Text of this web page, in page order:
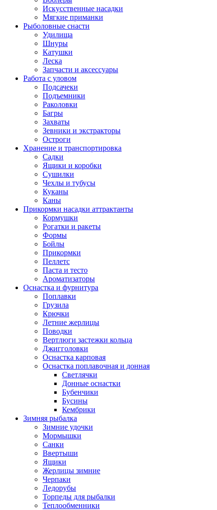
Искусственные насадки
Мягкие приманки
Рыболовные снасти
Удилища
Шнуры
Катушки
Леска
Запчасти и аксессуары
Работа с уловом
Подсачеки
Подъемники
Раколовки
Багры
Захваты
Зевники и экстракторы
Остроги
Хранение и транспортировка
Садки
Ящики и коробки
Сушилки
Чехлы и тубусы
Куканы
Каны
Прикормки насадки аттрактанты
Кормушки
Рогатки и ракеты
Формы
Бойлы
Прикормки
Пеллетс
Паста и тесто
Ароматизаторы
Оснастка и фурнитура
Поплавки
Грузила
Крючки
Летние жерлицы
Поводки
Вертлюги застежки кольца
Джигголовки
Оснастка карповая
Оснастка поплавочная и донная
Светлячки
Донные оснастки
Бубенчики
Бусины
Кембрики
Зимняя рыбалка
Зимние удочки
Мормышки
Санки
Ввертыши
Ящики
Жерлицы зимние
Черпаки
Ледорубы
Торпеды для рыбалки
Теплообменники